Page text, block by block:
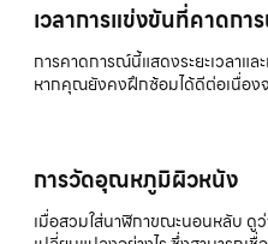
เวลาการแข่งขันที่คาดกา
การคาดการณ์นี้แสดงระยะเวลาแ
หากคุณยังคงฝึกซ้อมได้ดีต่อเนื่อ
การวัดอุณหภูมิผิวหนัง
เมื่อสวมใส่นาฬิกาขณะนอนหลับ